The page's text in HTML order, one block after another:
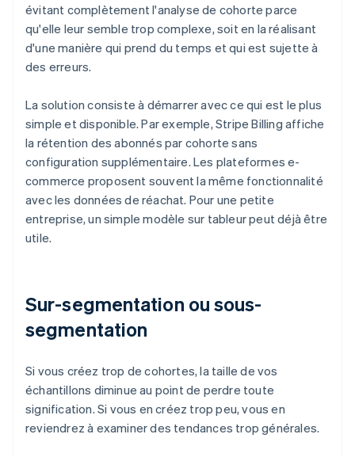
évitant complètement l'analyse de cohorte parce
qu'elle leur semble trop complexe, soit en la réalisant
d'une manière qui prend du temps et qui est sujette à
des erreurs.
La solution consiste à démarrer avec ce qui est le plus
simple et disponible. Par exemple, Stripe Billing affiche
la rétention des abonnés par cohorte sans
configuration supplémentaire. Les plateformes e-
commerce proposent souvent la même fonctionnalité
avec les données de réachat. Pour une petite
entreprise, un simple modèle sur tableur peut déjà être
utile.
Sur-segmentation ou sous-
segmentation
Si vous créez trop de cohortes, la taille de vos
échantillons diminue au point de perdre toute
signification. Si vous en créez trop peu, vous en
reviendrez à examiner des tendances trop générales.